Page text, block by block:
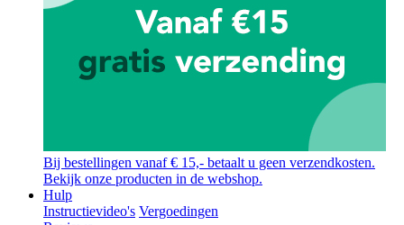
Bij bestellingen vanaf € 15,- betaalt u geen verzendkosten.
Bekijk onze producten in de webshop.
Hulp
Instructievideo's Vergoedingen